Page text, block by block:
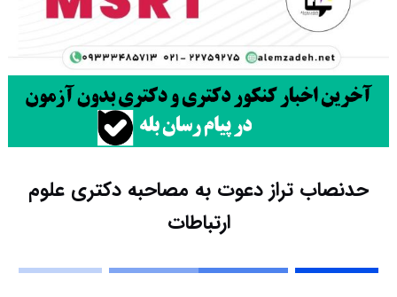
حدنصاب تراز دعوت به مصاحبه دکتری علوم
ارتباطات